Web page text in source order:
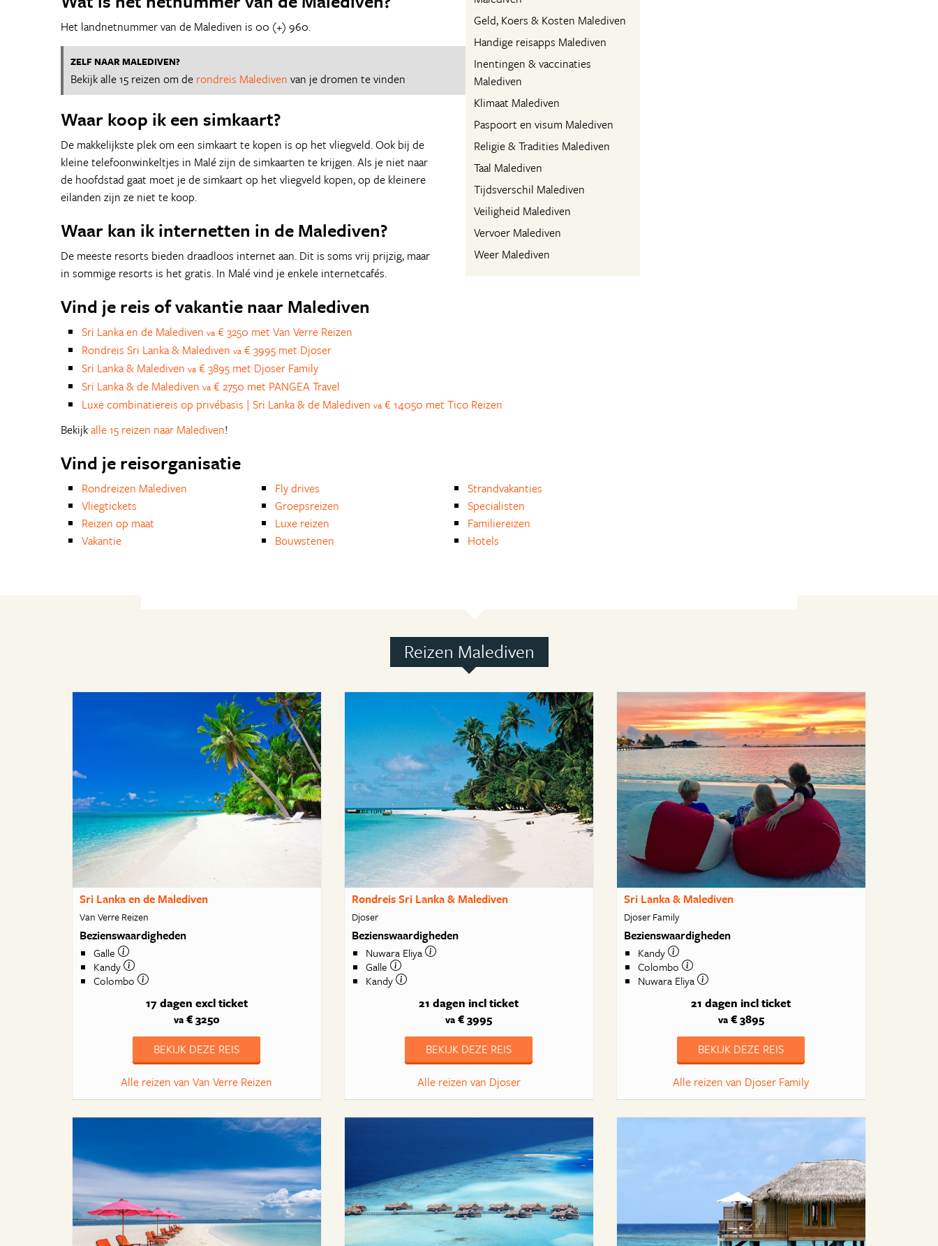
Geld, Koers & Kosten Malediven
Handige reisapps Malediven
Inentingen & vaccinaties
Malediven
Klimaat Malediven
Paspoort en visum Malediven
Religie & Tradities Malediven
Taal Malediven
Tijdsverschil Malediven
Veiligheid Malediven
Vervoer Malediven
Weer Malediven
Het landnetnummer van de Malediven is 00 (+) 960.
ZELF NAAR MALEDIVEN?
Bekijk alle 15 reizen om de rondreis Malediven van je dromen te vinden
Waar koop ik een simkaart?
De makkelijkste plek om een simkaart te kopen is op het vliegveld. Ook bij de
kleine telefoonwinkeltjes in Malé zijn de simkaarten te krijgen. Als je niet naar
de hoofdstad gaat moet je de simkaart op het vliegveld kopen, op de kleinere
eilanden zijn ze niet te koop.
Waar kan ik internetten in de Malediven?
De meeste resorts bieden draadloos internet aan. Dit is soms vrij prijzig, maar
in sommige resorts is het gratis. In Malé vind je enkele internetcafés.
Vind je reis of vakantie naar Malediven
Sri Lanka en de Malediven va € 3250 met Van Verre Reizen
Rondreis Sri Lanka & Malediven va € 3995 met Djoser
Sri Lanka & Malediven va € 3895 met Djoser Family
Sri Lanka & de Malediven va € 2750 met PANGEA Travel
Luxe combinatiereis op privébasis | Sri Lanka & de Malediven va € 14050 met Tico Reizen
Bekijkalle 15 reizen naar Malediven!
Vind je reisorganisatie
Rondreizen Malediven
Vliegtickets
Reizen op maat
Vakantie
Fly drives
Groepsreizen
Luxe reizen
Bouwstenen
Strandvakanties
Specialisten
Familiereizen
Hotels
Reizen Malediven
Sri Lanka en de Malediven
Van Verre Reizen
Bezienswaardigheden
Galle
Kandy
Colombo
17 dagen excl ticket
va€ 3250
BEKIJK DEZE REIS
Alle reizen van Van Verre Reizen
Rondreis Sri Lanka & Malediven
Djoser
Bezienswaardigheden
Nuwara Eliya
Galle
Kandy
21 dagen incl ticket
va € 3995
BEKIJK DEZE REIS
Alle reizen van Djoser
Sri Lanka & Malediven
Djoser Family
Bezienswaardigheden
Kandy
Colombo
Nuwara Eliya
21 dagen incl ticket
va€ 3895
BEKIJK DEZE REIS
Alle reizen van Djoser Family